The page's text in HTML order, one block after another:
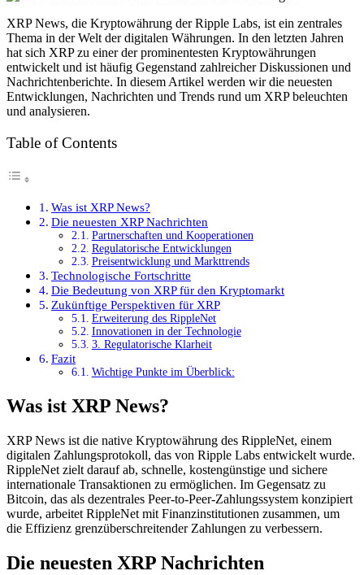
XRP News, die Kryptowährung der Ripple Labs, ist ein zentrales
Thema in der Welt der digitalen Währungen. In den letzten Jahren
hat sich XRP zu einer der prominentesten Kryptowährungen
entwickelt und ist häufig Gegenstand zahlreicher Diskussionen und
Nachrichtenberichte. In diesem Artikel werden wir die neuesten
Entwicklungen, Nachrichten und Trends rund um XRP beleuchten
und analysieren.
Table of Contents
Was ist XRP News?
Die neuesten XRP Nachrichten
Partnerschaften und Kooperationen
Regulatorische Entwicklungen
Preisentwicklung und Markttrends
Technologische Fortschritte
Die Bedeutung von XRP für den Kryptomarkt
Zukünftige Perspektiven für XRP
Erweiterung des RippleNet
Innovationen in der Technologie
3. Regulatorische Klarheit
Fazit
Wichtige Punkte im Überblick:
Was ist XRP News?
XRP News ist die native Kryptowährung des RippleNet, einem
digitalen Zahlungsprotokoll, das von Ripple Labs entwickelt wurde.
RippleNet zielt darauf ab, schnelle, kostengünstige und sichere
internationale Transaktionen zu ermöglichen. Im Gegensatz zu
Bitcoin, das als dezentrales Peer-to-Peer-Zahlungssystem konzipiert
wurde, arbeitet RippleNet mit Finanzinstitutionen zusammen, um
die Effizienz grenzüberschreitender Zahlungen zu verbessern.
Die neuesten XRP Nachrichten